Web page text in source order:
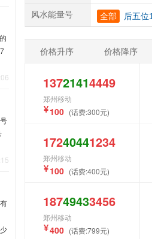
风水能量号 全部 后五位
价格升序 价格降序
13721414449
郑州移动
100 (话费:300元)
17240441234
郑州移动
100 (话费:400元)
18749433456
郑州移动
400 (话费:799元)